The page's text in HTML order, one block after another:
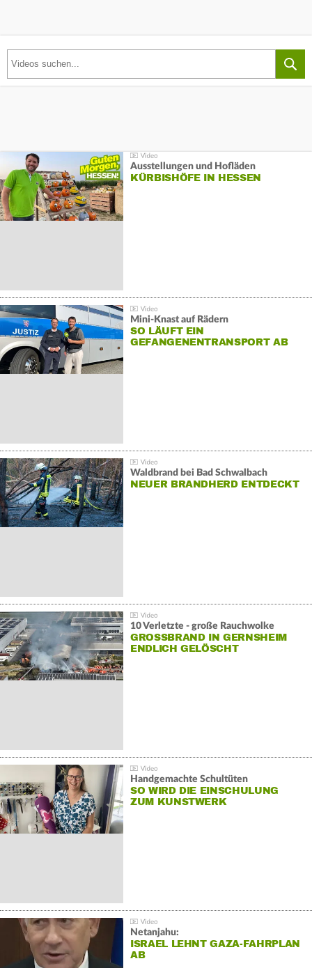
Ausstellungen und Hofläden
KÜRBISHÖFE IN HESSEN
Mini-Knast auf Rädern
SO LÄUFT EIN
GEFANGENENTRANSPORT AB
Waldbrand bei Bad Schwalbach
NEUER BRANDHERD ENTDECKT
10 Verletzte - große Rauchwolke
GROSSBRAND IN GERNSHEIM E
NDLICH GELÖSCHT
Handgemachte Schultüten
SO WIRD DIE EINSCHULUNG
ZUM KUNSTWERK
Netanjahu:
ISRAEL LEHNT GAZA-FAHRPLAN
AB